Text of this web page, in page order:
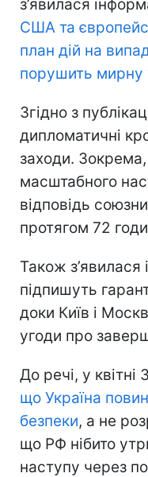
з’явилася
США та
план дій на
порушить мирну
Згідно з
дипломатичні
заходи. Зокрема,
масштабного
відповідь
протягом 72
Також
підпишуть
доки Київ і
угоди про
До речі, у квітні З
що Україна
безпеки, а не
що РФ нібито
наступу через